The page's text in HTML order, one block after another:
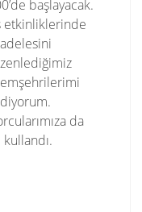
başlayacak.
etkinliklerinde
da